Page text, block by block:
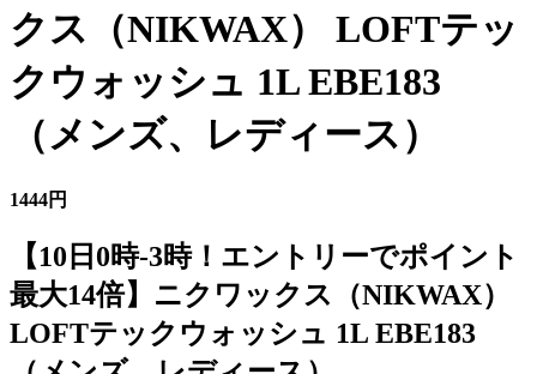
クス（NIKWAX） LOFTテッ
クウォッシュ 1L EBE183
（メンズ、レディース）
1444円
【10日0時-3時！エントリーでポイント
最大14倍】ニクワックス（NIKWAX）
LOFTテックウォッシュ 1L EBE183